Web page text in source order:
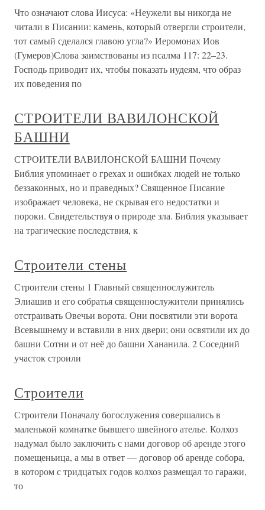
Что означают слова Иисуса: «Неужели вы никогда не
читали в Писании: камень, который отвергли строители,
тот самый сделался главою угла?» Иеромонах Иов
(Гумеров)Слова заимствованы из псалма 117: 22–23.
Господь приводит их, чтобы показать иудеям, что образ
их поведения по
СТРОИТЕЛИ ВАВИЛОНСКОЙ
БАШНИ
СТРОИТЕЛИ ВАВИЛОНСКОЙ БАШНИ Почему
Библия упоминает о грехах и ошибках людей не только
беззаконных, но и праведных? Священное Писание
изображает человека, не скрывая его недостатки и
пороки. Свидетельствуя о природе зла. Библия указывает
на трагические последствия, к
Строители стены
Строители стены 1 Главный священнослужитель
Элиашив и его собратья священнослужители принялись
отстраивать Овечьи ворота. Они посвятили эти ворота
Всевышнему и вставили в них двери; они освятили их до
башни Сотни и от неё до башни Хананила. 2 Соседний
участок строили
Строители
Строители Поначалу богослужения совершались в
маленькой комнатке бывшего швейного ателье. Колхоз
надумал было заключить с нами договор об аренде этого
помещеньица, а мы в ответ — договор об аренде собора,
в котором с тридцатых годов колхоз размещал то гаражи,
то